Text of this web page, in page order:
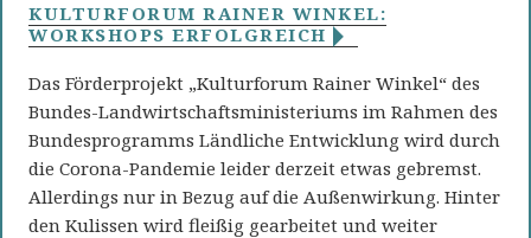
KULTURFORUM RAINER WINKEL:
WORKSHOPS ERFOLGREICH
Das Förderprojekt „Kulturforum Rainer Winkel“ des
Bundes-Landwirtschaftsministeriums im Rahmen des
Bundesprogramms Ländliche Entwicklung wird durch
die Corona-Pandemie leider derzeit etwas gebremst.
Allerdings nur in Bezug auf die Außenwirkung. Hinter
den Kulissen wird fleißig gearbeitet und weiter